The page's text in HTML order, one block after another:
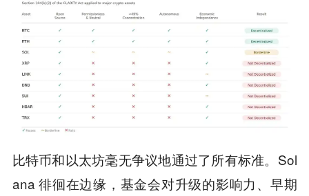
比特币和以太坊毫无争议地通过了所有标准。Sol
ana 徘徊在边缘，基金会对升级的影响力、早期